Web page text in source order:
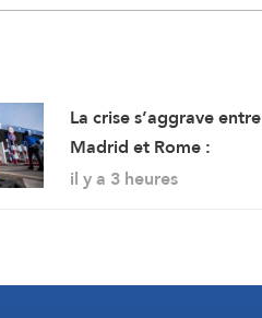
La crise s’aggrave entre
Madrid et Rome :
l’Espagne renforce ses
il y a 3 heures